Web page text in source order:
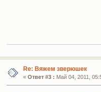
Re: Вяжем зверюшек
« Ответ #3 : Май 04, 2011,